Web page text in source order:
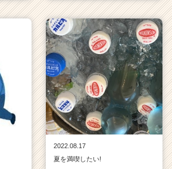
2022.08.17
夏を満喫したい!